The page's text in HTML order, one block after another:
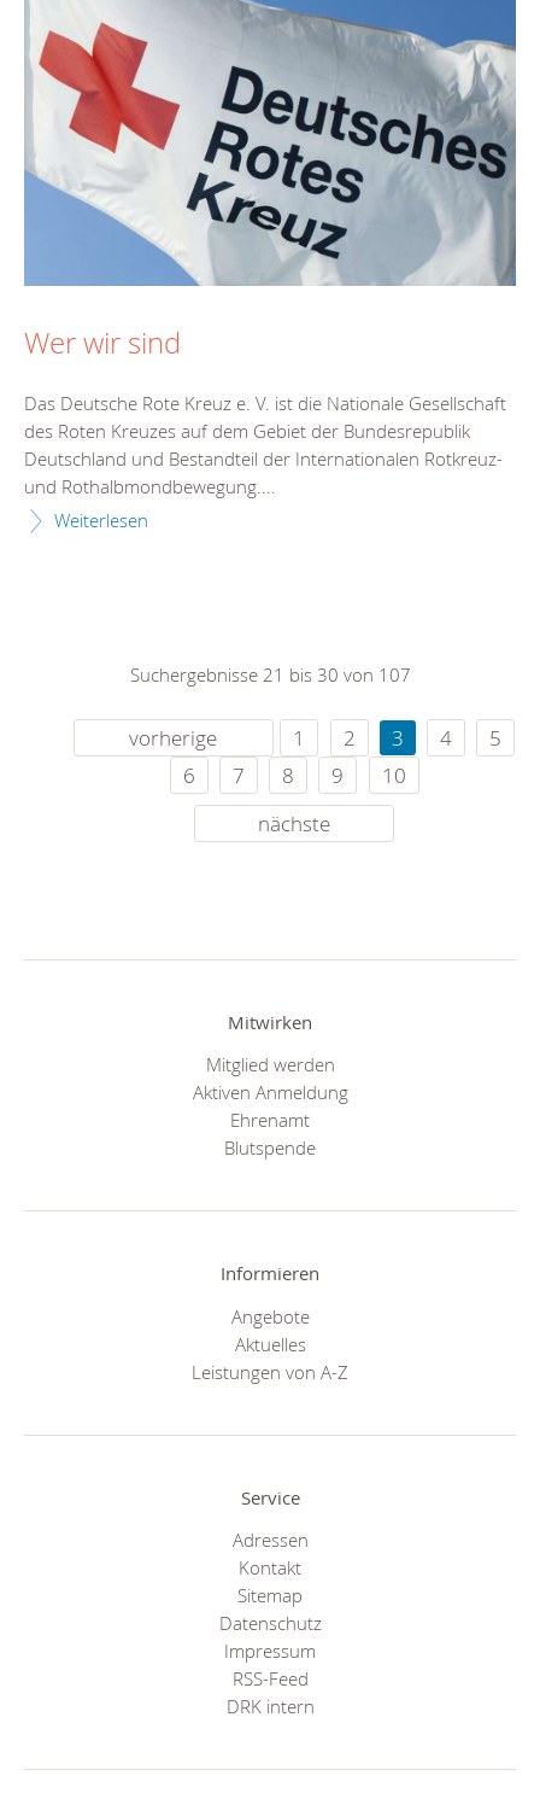
Wer wir sind
Das Deutsche Rote Kreuz e. V. ist die Nationale Gesellschaft
des Roten Kreuzes auf dem Gebiet der Bundesrepublik
Deutschland und Bestandteil der Internationalen Rotkreuz-
und Rothalbmondbewegung....
Weiterlesen
Suchergebnisse 21 bis 30 von 107
vorherige 1 2 3 4
5
6
7 8 9
10
nächste
Mitwirken
Mitglied werden
Aktiven Anmeldung
Ehrenamt
Blutspende
Informieren
Angebote
Aktuelles
Leistungen von A-Z
Service
Adressen
Kontakt
Sitemap
Datenschutz
Impressum
RSS-Feed
DRK intern